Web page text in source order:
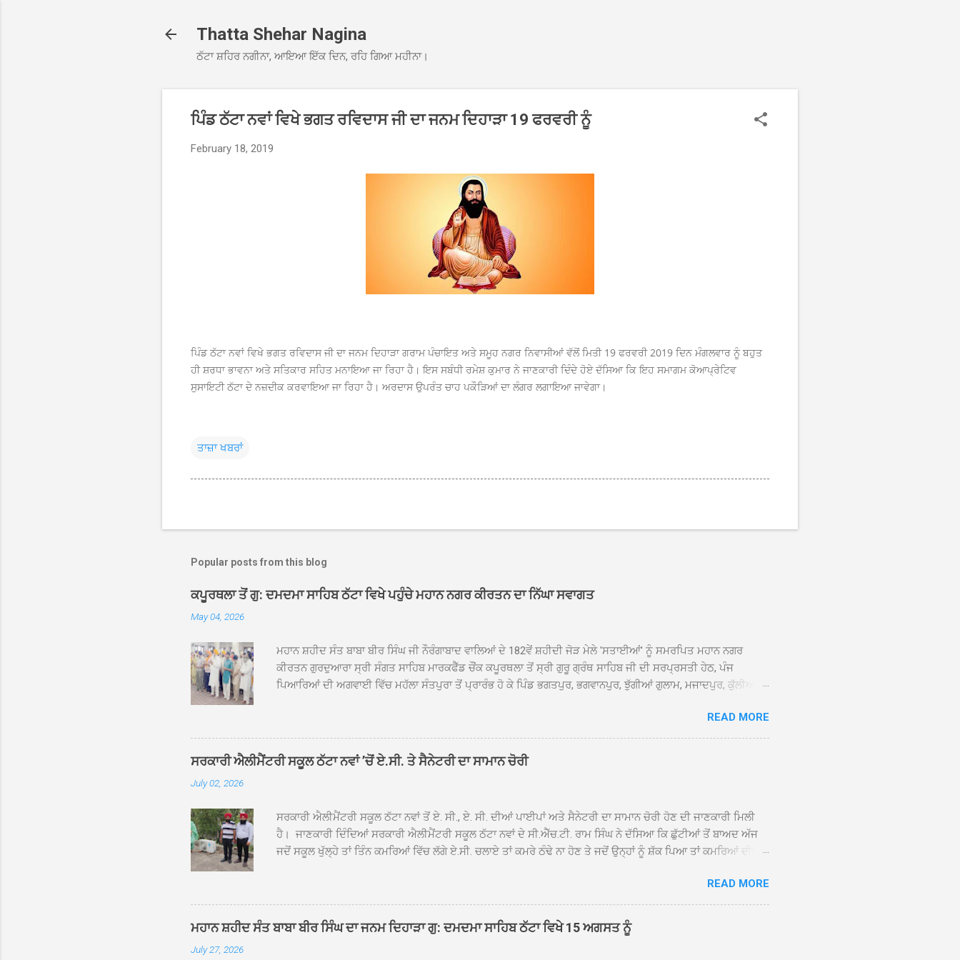
Thatta Shehar Nagina
ਠੱਟਾ ਸ਼ਹਿਰ ਨਗੀਨਾ, ਆਇਆ ਇੱਕ ਦਿਨ, ਰਹਿ ਗਿਆ ਮਹੀਨਾ।
ਪਿੰਡ ਠੱਟਾ ਨਵਾਂ ਵਿਖੇ ਭਗਤ ਰਵਿਦਾਸ ਜੀ ਦਾ ਜਨਮ ਦਿਹਾੜਾ 19 ਫਰਵਰੀ ਨੂੰ
February 18, 2019
ਪਿੰਡ ਠੱਟਾ ਨਵਾਂ ਵਿਖੇ ਭਗਤ ਰਵਿਦਾਸ ਜੀ ਦਾ ਜਨਮ ਦਿਹਾੜਾ ਗਰਾਮ ਪੰਚਾਇਤ ਅਤੇ ਸਮੂਹ ਨਗਰ ਨਿਵਾਸੀਆਂ ਵੱਲੋਂ ਮਿਤੀ 19 ਫਰਵਰੀ 2019 ਦਿਨ ਮੰਗਲਵਾਰ ਨੂੰ ਬਹੁਤ
ਹੀ ਸ਼ਰਧਾ ਭਾਵਨਾ ਅਤੇ ਸਤਿਕਾਰ ਸਹਿਤ ਮਨਾਇਆ ਜਾ ਰਿਹਾ ਹੈ। ਇਸ ਸਬੰਧੀ ਰਮੇਸ਼ ਕੁਮਾਰ ਨੇ ਜਾਣਕਾਰੀ ਦਿੰਦੇ ਹੋਏ ਦੱਸਿਆ ਕਿ ਇਹ ਸਮਾਗਮ ਕੋਆਪ੍ਰੇਟਿਵ
ਸੁਸਾਇਟੀ ਠੱਟਾ ਦੇ ਨਜ਼ਦੀਕ ਕਰਵਾਇਆ ਜਾ ਰਿਹਾ ਹੈ। ਅਰਦਾਸ ਉਪਰੰਤ ਚਾਹ ਪਕੌੜਿਆਂ ਦਾ ਲੰਗਰ ਲਗਾਇਆ ਜਾਵੇਗਾ।
ਤਾਜ਼ਾ ਖਬਰਾਂ
Popular posts from this blog
ਕਪੂਰਥਲਾ ਤੋਂ ਗੁ: ਦਮਦਮਾ ਸਾਹਿਬ ਠੱਟਾ ਵਿਖੇ ਪਹੁੰਚੇ ਮਹਾਨ ਨਗਰ ਕੀਰਤਨ ਦਾ ਨਿੱਘਾ ਸਵਾਗਤ
May 04, 2026
ਮਹਾਨ ਸ਼ਹੀਦ ਸੰਤ ਬਾਬਾ ਬੀਰ ਸਿੰਘ ਜੀ ਨੌਰੰਗਾਬਾਦ ਵਾਲਿਆਂ ਦੇ 182ਵੇਂ ਸ਼ਹੀਦੀ ਜੋੜ ਮੇਲੇ 'ਸਤਾਈਆਂ' ਨੂੰ ਸਮਰਪਿਤ ਮਹਾਨ ਨਗਰ
ਕੀਰਤਨ ਗੁਰਦੁਆਰਾ ਸ੍ਰੀ ਸੰਗਤ ਸਾਹਿਬ ਮਾਰਕਫੈੱਡ ਚੌਂਕ ਕਪੂਰਥਲਾ ਤੋਂ ਸ੍ਰੀ ਗੁਰੂ ਗ੍ਰੰਥ ਸਾਹਿਬ ਜੀ ਦੀ ਸਰਪ੍ਰਸਤੀ ਹੇਠ, ਪੰਜ
ਪਿਆਰਿਆਂ ਦੀ ਅਗਵਾਈ ਵਿੱਚ ਮਹੱਲਾ ਸੰਤਪੁਰਾ ਤੋਂ ਪ੍ਰਾਰੰਭ ਹੋ ਕੇ ਪਿੰਡ ਭਗਤਪੁਰ, ਭਗਵਾਨਪੁਰ, ਝੁੱਗੀਆਂ ਗੁਲਾਮ, ਮਜਾਦਪੁਰ, ਕੁੱਲੀਆਂ,
ਦਮਦਮਾ ਸਾਹਿਬ ਠੱਟਾ ਵਿਖੇ ਪਹੁੰਚਿਆ। ਨਗਰ ਕੀਰਤਨ ਦੇ ਗੁਰਦੁਆਰਾ ਸ੍ਰੀ ਦਮਦਮਾ ਸਾਹਿਬ ਠੱਟਾ ਵਿਖੇ ਪਹੁੰਚਣ ’ਤੇ ਮੁੱਖ ਸੇਵਾਦਾਰ
ਸੰਤ ਬਾਬਾ ਹਰਜੀਤ ਸਿੰਘ ਤੇ ਇਲਾਕੇ ਦੀਆਂ ਸੰਗਤਾਂ ਵੱਲੋਂ ਜੈਕਾਰਿਆਂ ਦੀ ਗੂੰਜ ਵਿਚ ਨਿੱਘਾ ਸਵਾਗਤ ਕੀਤਾ ਗਿਆ। ਗੁਰਦੁਆਰਾ ਸ੍ਰੀ
ਦਮਦਮਾ ਸਾਹਿਬ ਠੱਟਾ ਵਿਖੇ ਨਗਰ ਕੀਰਤਨ ਦੇ ਸਮਾਪਤੀ ਦੀ ਅਰਦਾਸ ਹੋਈ। ਇਸ ਮੌਕੇ ਪੰਜ ਪਿਆਰੇ ਸਾਹਿਬਾਨ ਤੇ ਨਗਰ ਕੀਰਤਨ ਦੇ
ਪ੍ਰਬੰਧਕਾਂ ਦਾ ਗੁਰਦੁਆਰਾ ਦਮਦਮਾ ਸਾਹਿਬ ਠੱਟਾ ਦੇ ਮੁੱਖ ਸੇਵਾਦਾਰ ਸੰਤ ਬਾਬਾ ਹਰਜੀਤ ਸਿੰਘ ਵੱਲੋਂ ਸਿਰੋਪਾਓ ਦੇ ਕੇ ਵਿਸ਼ੇਸ਼ ਤੌਰ ’ਤੇ
READ MORE
ਸਰਕਾਰੀ ਐਲੀਮੈਂਟਰੀ ਸਕੂਲ ਠੱਟਾ ਨਵਾਂ ’ਚੋਂ ਏ.ਸੀ. ਤੇ ਸੈਨੇਟਰੀ ਦਾ ਸਾਮਾਨ ਚੋਰੀ
July 02, 2026
ਸਰਕਾਰੀ ਐਲੀਮੈਂਟਰੀ ਸਕੂਲ ਠੱਟਾ ਨਵਾਂ ਤੋਂ ਏ. ਸੀ., ਏ. ਸੀ. ਦੀਆਂ ਪਾਈਪਾਂ ਅਤੇ ਸੈਨੇਟਰੀ ਦਾ ਸਾਮਾਨ ਚੋਰੀ ਹੋਣ ਦੀ ਜਾਣਕਾਰੀ ਮਿਲੀ
ਹੈ। ਜਾਣਕਾਰੀ ਦਿੰਦਿਆਂ ਸਰਕਾਰੀ ਐਲੀਮੈਂਟਰੀ ਸਕੂਲ ਠੱਟਾ ਨਵਾਂ ਦੇ ਸੀ.ਐੱਚ.ਟੀ. ਰਾਮ ਸਿੰਘ ਨੇ ਦੱਸਿਆ ਕਿ ਛੁੱਟੀਆਂ ਤੋਂ ਬਾਅਦ ਅੱਜ
ਜਦੋਂ ਸਕੂਲ ਖੁੱਲ੍ਹੇ ਤਾਂ ਤਿੰਨ ਕਮਰਿਆਂ ਵਿੱਚ ਲੱਗੇ ਏ.ਸੀ. ਚਲਾਏ ਤਾਂ ਕਮਰੇ ਠੰਢੇ ਨਾ ਹੋਣ ਤੇ ਜਦੋਂ ਉਨ੍ਹਾਂ ਨੂੰ ਸ਼ੱਕ ਪਿਆ ਤਾਂ ਕਮਰਿਆਂ ਦੀਆਂ
ਹੋਈਆਂ ਸਨ। ਉਨ੍ਹਾਂ ਦੱਸਿਆ ਕਿ ਉਹ ਛੁੱਟੀਆਂ ਦੌਰਾਨ ਵੀ ਸਕੂਲ ਗੇੜਾ ਮਾਰਦੇ ਸਨ ਅਤੇ 20 ਜੂਨ ਤੱਕ ਸਭ ਠੀਕ ਸੀ। ਚੋਰੀ ਦੀ ਘਟਨਾ
20 ਤੋਂ 30 ਜੂਨ ਵਿਚਕਾਰ ਹੋਈ ਜਾਪਦੀ ਹੈ। ਇਸ ਮੌਕੇ ਸਕੂਲ ਸਟਾਫ ਮੈਂਬਰਾਂ ਅੰਜੂ ਬਾਲਾ, ਹਰਜੀਤ ਕੌਰ, ਕਮਲਪ੍ਰੀਤ ਕੌਰ ਅਤੇ ਹਰਵਿੰਦਰ
ਸਿੰਘ ਟੋਡਰਵਾਲ ਨੇ ਦੱਸਿਆ ਕਿ ਸਕੂਲ ਵਿੱਚ ਪਿਛਲੇ ਸਾਲ ਤਿੰਨ ਏ. ਸੀ. ਲਾਉਣ ਦੀ ਸੇਵਾ ਸੀ.ਐੱਚ.ਟੀ. ਰਾਮ ਸਿੰਘ ਵੱਲੋਂ ਕੀਤੀ ਗਈ ਸੀ
ਜਿਸ ਦੀ ਮਾਪਿਆਂ ਨੇ ਖੂਬ ਪ੍ਰਸੰਸਾ ਕੀਤੀ ਸੀ। ਉਨ੍ਹਾਂ ਦੱਸਿਆ ਕਿ ਏਸੀ ਚੋਰੀ ਹੋਣ ਨਾਲ ਬੱਚਿਆਂ ਦੇ ਮਾਪਿਆਂ ਵਿੱਚ ਭਾਰੀ ਰੋਸ ਹੈ ਅਤੇ
READ MORE
ਮਹਾਨ ਸ਼ਹੀਦ ਸੰਤ ਬਾਬਾ ਬੀਰ ਸਿੰਘ ਦਾ ਜਨਮ ਦਿਹਾੜਾ ਗੁ: ਦਮਦਮਾ ਸਾਹਿਬ ਠੱਟਾ ਵਿਖੇ 15 ਅਗਸਤ ਨੂੰ
July 27, 2026